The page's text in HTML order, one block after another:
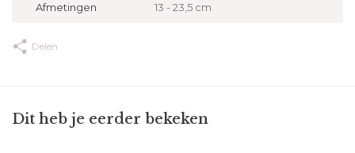
Afmetingen 13 - 23,5 cm
Delen
Dit heb je eerder bekeken